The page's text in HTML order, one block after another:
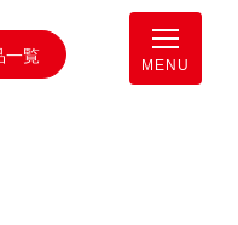
一覧 MENU